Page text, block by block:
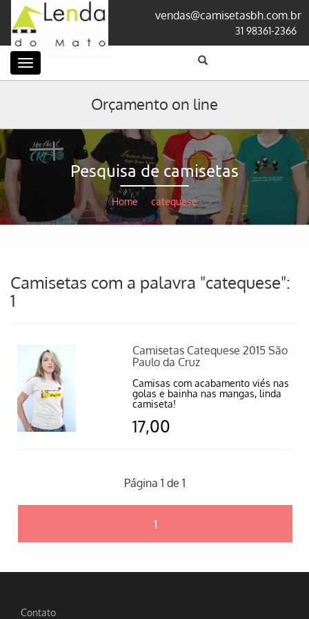
vendas@camisetasbh.com.br
31 98361-2366
Categorias
Orçamento on line
Pesquisa de camisetas
Home catequese
Camisetas com a palavra "catequese":
1
Camisetas Catequese 2015 São
Paulo da Cruz
Camisas com acabamento viés nas
golas e bainha nas mangas, linda
camiseta!
17,00
Página 1 de 1
1
Contato